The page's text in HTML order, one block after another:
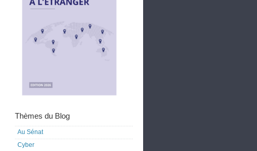
Thèmes du Blog
Au Sénat
Cyber